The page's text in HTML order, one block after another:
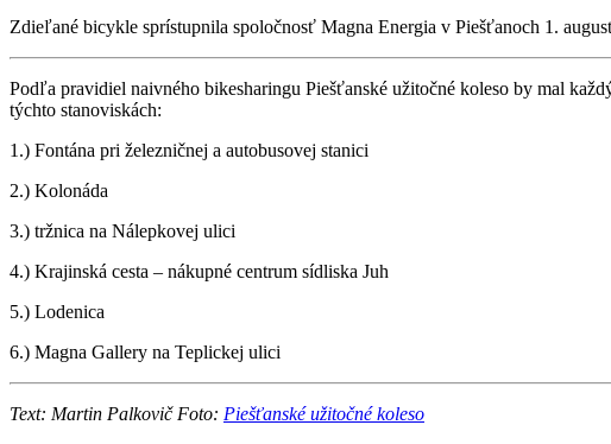
Zdieľané bicykle sprístupnila spoločnosť Magna Energia v Piešťanoch 1.
Podľa pravidiel naivného bikesharingu Piešťanské užitočné koleso by mal
týchto stanoviskách:
1.) Fontána pri železničnej a autobusovej stanici
2.) Kolonáda
3.) tržnica na Nálepkovej ulici
4.) Krajinská cesta – nákupné centrum sídliska Juh
5.) Lodenica
6.) Magna Gallery na Teplickej ulici
Text: Martin Palkovič Foto: Piešťanské užitočné koleso